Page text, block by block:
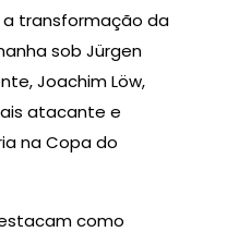
transformação da
sob Jürgen
Joachim Löw,
atacante e
na Copa do
como